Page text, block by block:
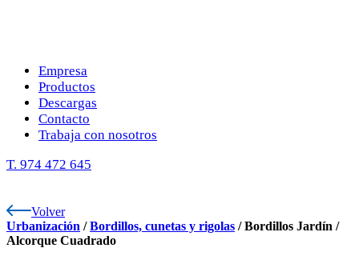
Empresa
Productos
Descargas
Contacto
Trabaja con nosotros
T. 974 472 645
Volver
Urbanización /Bordillos, cunetas y rigolas /Bordillos Jardín /
Alcorque Cuadrado